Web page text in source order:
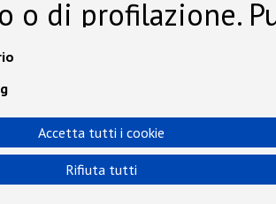
o di profilazione.
Policy.
Accetta tutti i cookie
Rifiuta tutti